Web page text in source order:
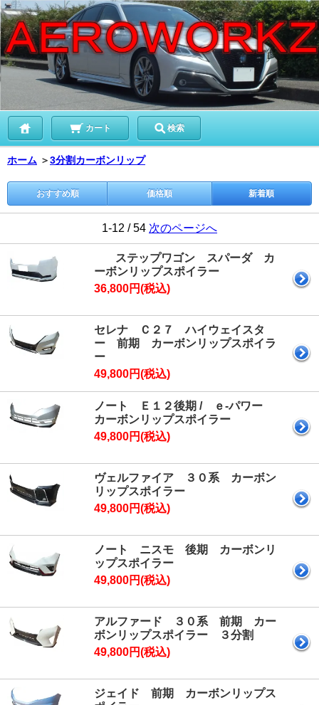
カート 検索
ホーム ＞3分割カーボンリップ
おすすめ順 価格順 新着順
1-12 / 54 次のページへ
ステップワゴン スパーダ カ
ーボンリップスポイラー
36,800円(税込)
セレナ Ｃ２７ ハイウェイスタ
ー 前期 カーボンリップスポイラ
ー
49,800円(税込)
ノート Ｅ１２後期 / ｅ-パワー
カーボンリップスポイラー
49,800円(税込)
ヴェルファイア ３０系 カーボン
リップスポイラー
49,800円(税込)
ノート ニスモ 後期 カーボンリ
ップスポイラー
49,800円(税込)
アルファード ３０系 前期 カー
ボンリップスポイラー ３分割
49,800円(税込)
ジェイド 前期 カーボンリップス